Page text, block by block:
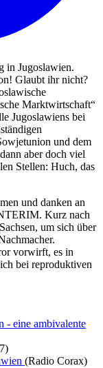
in Jugoslawien.
Glaubt ihr nicht?
Marktwirtschaft“
Jugoslawiens bei
und dem
aber doch viel
Stellen: Huch, das
und danken an
Kurz nach
um sich über
vorwirft, es in
bei reproduktiven
- eine ambivalente
(Radio Corax)